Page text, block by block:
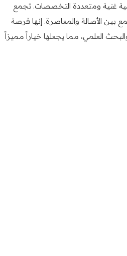
غنية ومتعددة التخصصات. تجمع
بين الأصالة والمعاصرة. إنها فرصة
العلمي، مما يجعلها خياراً مميزاً